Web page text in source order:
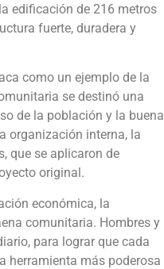
edificación de 216 metros
fuerte, duradera y
como un ejemplo de la
se destinó una
de la población y la buena
organización interna, la
que se aplicaron de
original.
económica, la
comunitaria. Hombres y
para lograr que cada
herramienta más poderosa